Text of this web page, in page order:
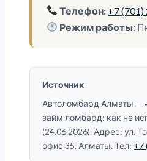
Телефон: +7
Режим работы:
Источник
Автоломбард Алматы —
займ ломбард: как не
(24.06.2026). Адрес: ул.
офис 35, Алматы. Тел: +7